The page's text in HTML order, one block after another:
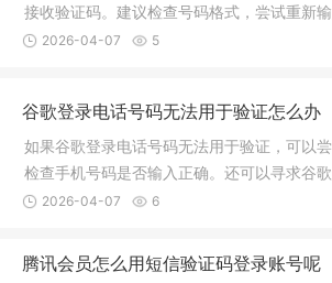
接收验证码。建议检查号码格式，尝试重新
方式，如邮箱验证。若仍无法登录，请联系
2026-04-07 5
谷歌登录电话号码无法用于验证怎么办
如果谷歌登录电话号码无法用于验证，可以
检查手机号码是否输入正确。还可以寻求谷
是否有其他验证方式，如邮箱验证等。
2026-04-07 6
腾讯会员怎么用短信验证码登录账号呢